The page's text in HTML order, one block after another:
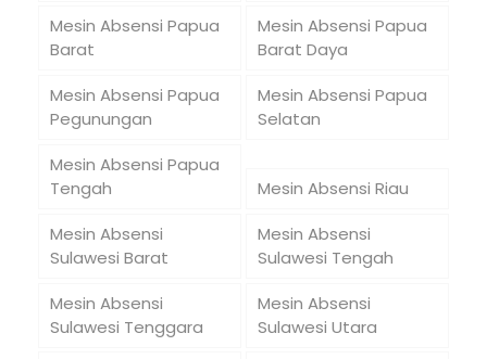
Mesin Absensi Papua
Barat
Mesin Absensi Papua
Barat Daya
Mesin Absensi Papua
Pegunungan
Mesin Absensi Papua
Selatan
Mesin Absensi Papua
Tengah
Mesin Absensi Riau
Mesin Absensi
Sulawesi Barat
Mesin Absensi
Sulawesi Tengah
Mesin Absensi
Sulawesi Tenggara
Mesin Absensi
Sulawesi Utara